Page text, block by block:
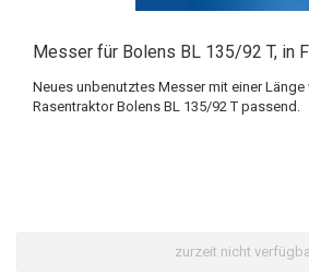
Messer für Bolens BL 135/92 T, in
Neues unbenutztes Messer mit einer Länge
Rasentraktor Bolens BL 135/92 T passend.
zurzeit nicht